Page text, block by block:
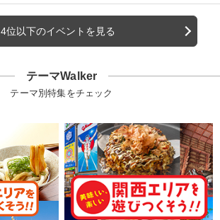
4位以下のイベントを見る
テーマWalker
テーマ別特集をチェック